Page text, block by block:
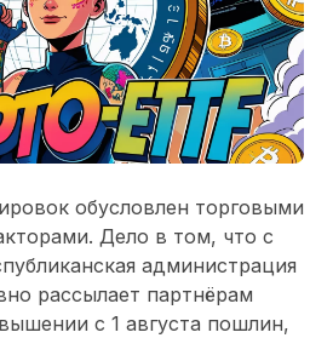
обусловлен торговыми
Дело в том, что с
администрация
рассылает партнёрам
с 1 августа пошлин,